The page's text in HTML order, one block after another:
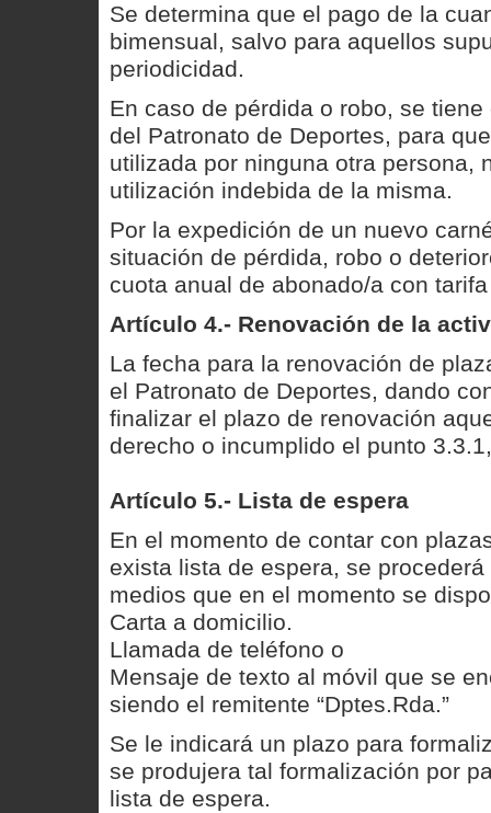
Se determina que el pago de la
bimensual, salvo para aquellos
periodicidad.
En caso de pérdida o robo, se
del Patronato de Deportes, para
utilizada por ninguna otra persona,
utilización indebida de la misma.
Por la expedición de un nuevo
situación de pérdida, robo o
cuota anual de abonado/a con
Artículo 4.- Renovación de la
La fecha para la renovación de
el Patronato de Deportes, dando
finalizar el plazo de renovación
derecho o incumplido el punto
Artículo 5.- Lista de espera
En el momento de contar con
exista lista de espera, se
medios que en el momento se
Carta a domicilio.
Llamada de teléfono o
Mensaje de texto al móvil que se
siendo el remitente “Dptes.Rda.”
Se le indicará un plazo para
se produjera tal formalización por
lista de espera.